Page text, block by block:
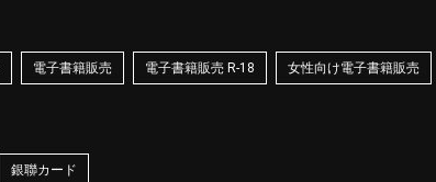
電子書籍販売 電子書籍販売 R-18 女性向け電子書籍販売
銀聯カード